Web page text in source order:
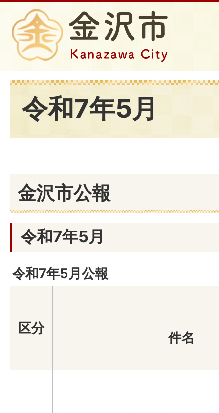
令和7年5月
金沢市公報
令和7年5月
令和7年5月公報
区分
件名